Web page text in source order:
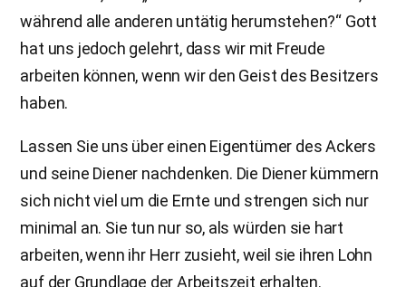
während alle anderen untätig herumstehen?“ Gott
hat uns jedoch gelehrt, dass wir mit Freude
arbeiten können, wenn wir den Geist des Besitzers
haben.
Lassen Sie uns über einen Eigentümer des Ackers
und seine Diener nachdenken. Die Diener kümmern
sich nicht viel um die Ernte und strengen sich nur
minimal an. Sie tun nur so, als würden sie hart
arbeiten, wenn ihr Herr zusieht, weil sie ihren Lohn
auf der Grundlage der Arbeitszeit erhalten.